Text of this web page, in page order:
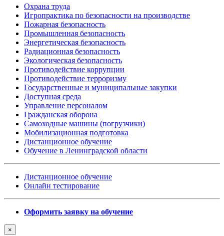
Охрана труда
Игропрактика по безопасности на производстве
Пожарная безопасность
Промышленная безопасность
Энергетическая безопасность
Радиационная безопасность
Экологическая безопасность
Противодействие коррупции
Противодействие терроризму
Государственные и муниципальные закупки
Доступная среда
Управление персоналом
Гражданская оборона
Самоходные машины (погрузчики)
Мобилизационная подготовка
Дистанционное обучение
Обучение в Ленинградской области
Дистанционное обучение
Онлайн тестирование
Оформить заявку на обучение
×